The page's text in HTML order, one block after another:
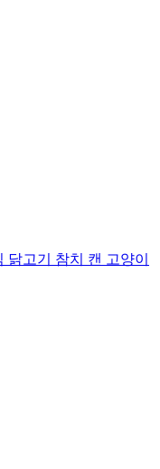
닭고기 참치 캔 고양이